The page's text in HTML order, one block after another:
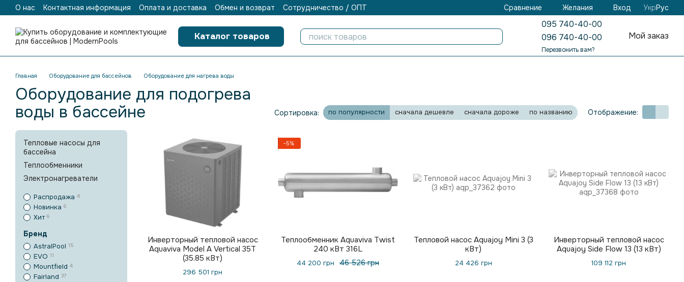
Перейти к основному контенту
О нас Контактная информация Оплата и доставка Обмен и возврат Сотрудничество / ОПТ Сравнение Желания Вход УкрРус
Каталог товаров
095 740-40-00
096 740-40-00
Перезвонить вам?
Мой заказ
Главная Оборудование для бассейнов Оборудование для нагрева воды
Оборудование для подогрева
воды в бассейне
Сортировка: по популярности сначала дешевле сначала дороже по названию Отображение:
Инверторный тепловой насос
Aquaviva Model A Vertical 35T
(35.85 кВт)
296 501 грн
−5%
Теплообменник Aquaviva Twist
240 кВт 316L
46 526 грн
44 200 грн
Тепловой насос Aquajoy Mini 3 (3
кВт)
24 426 грн
Инверторный тепловой насос
Aquajoy Side Flow 13 (13 кВт)
109 112 грн
Тепловые насосы для
бассейна
Теплообменники
Электронагреватели
Распродажа 4
Новинка 6
Хит 6
Бренд
AstralPool 15
EVO 11
Mountfield 4
Fairland 37